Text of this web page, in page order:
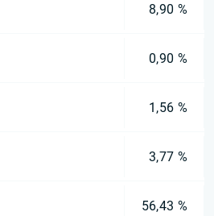
8,90 %
0,90 %
1,56 %
3,77 %
56,43 %